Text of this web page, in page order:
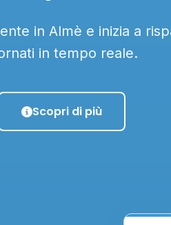
in Almè e inizia a
in tempo reale.
Scopri di più